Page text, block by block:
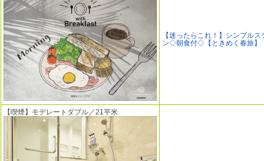
【迷ったらこれ！】シンプルス
ン◇朝食付◇【ときめく春旅】
【喫煙】モデレートダブル／21平米